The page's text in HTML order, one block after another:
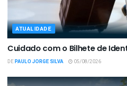
ATUALIDADE
Cuidado com o Bilhete de
DEPAULO JORGE SILVA 05/08/2026